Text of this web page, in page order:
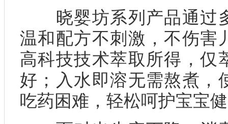
晓婴坊系列产品通过
温和配方不刺激，不伤害
高科技技术萃取所得，仅
好；入水即溶无需熬煮，
吃药困难，轻松呵护宝宝